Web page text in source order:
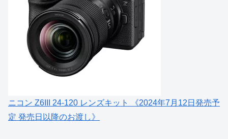
ニコン Z6III 24-120 レンズキット 《2024年7月12日発売予
定 発売日以降のお渡し》